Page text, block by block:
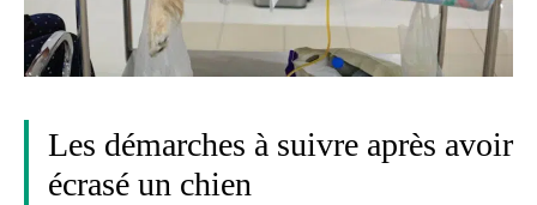
Les démarches à suivre après avoir
écrasé un chien